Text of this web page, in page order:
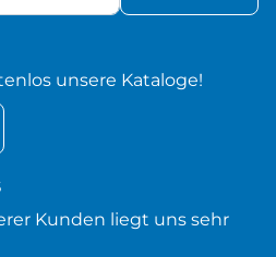
unsere Kataloge!
Kunden liegt uns sehr